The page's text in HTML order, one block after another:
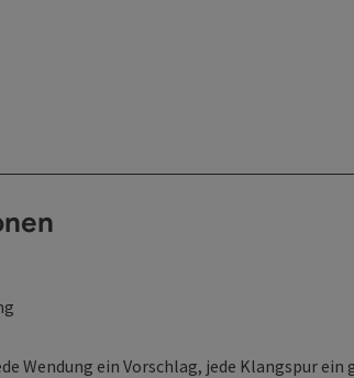
Wendung ein Vorschlag, jede Klangspur ein